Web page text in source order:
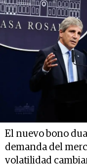
El nuevo bono
demanda del
volatilidad